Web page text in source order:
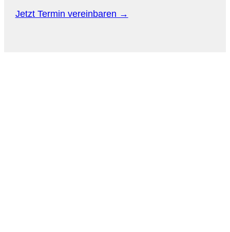
Jetzt Termin vereinbaren →